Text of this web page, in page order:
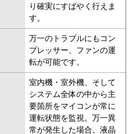
り確実にすばやく行えま
す。
万一のトラブルにもコン
プレッサー、ファンの運
転が可能です。
室内機・室外機、そして
システム全体の中から主
要箇所をマイコンが常に
運転状態を監視。万一異
常が発生した場合、液晶